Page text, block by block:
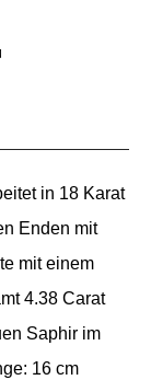
in 18 Karat
Enden mit
mit einem
4.38 Carat
Saphir im
16 cm